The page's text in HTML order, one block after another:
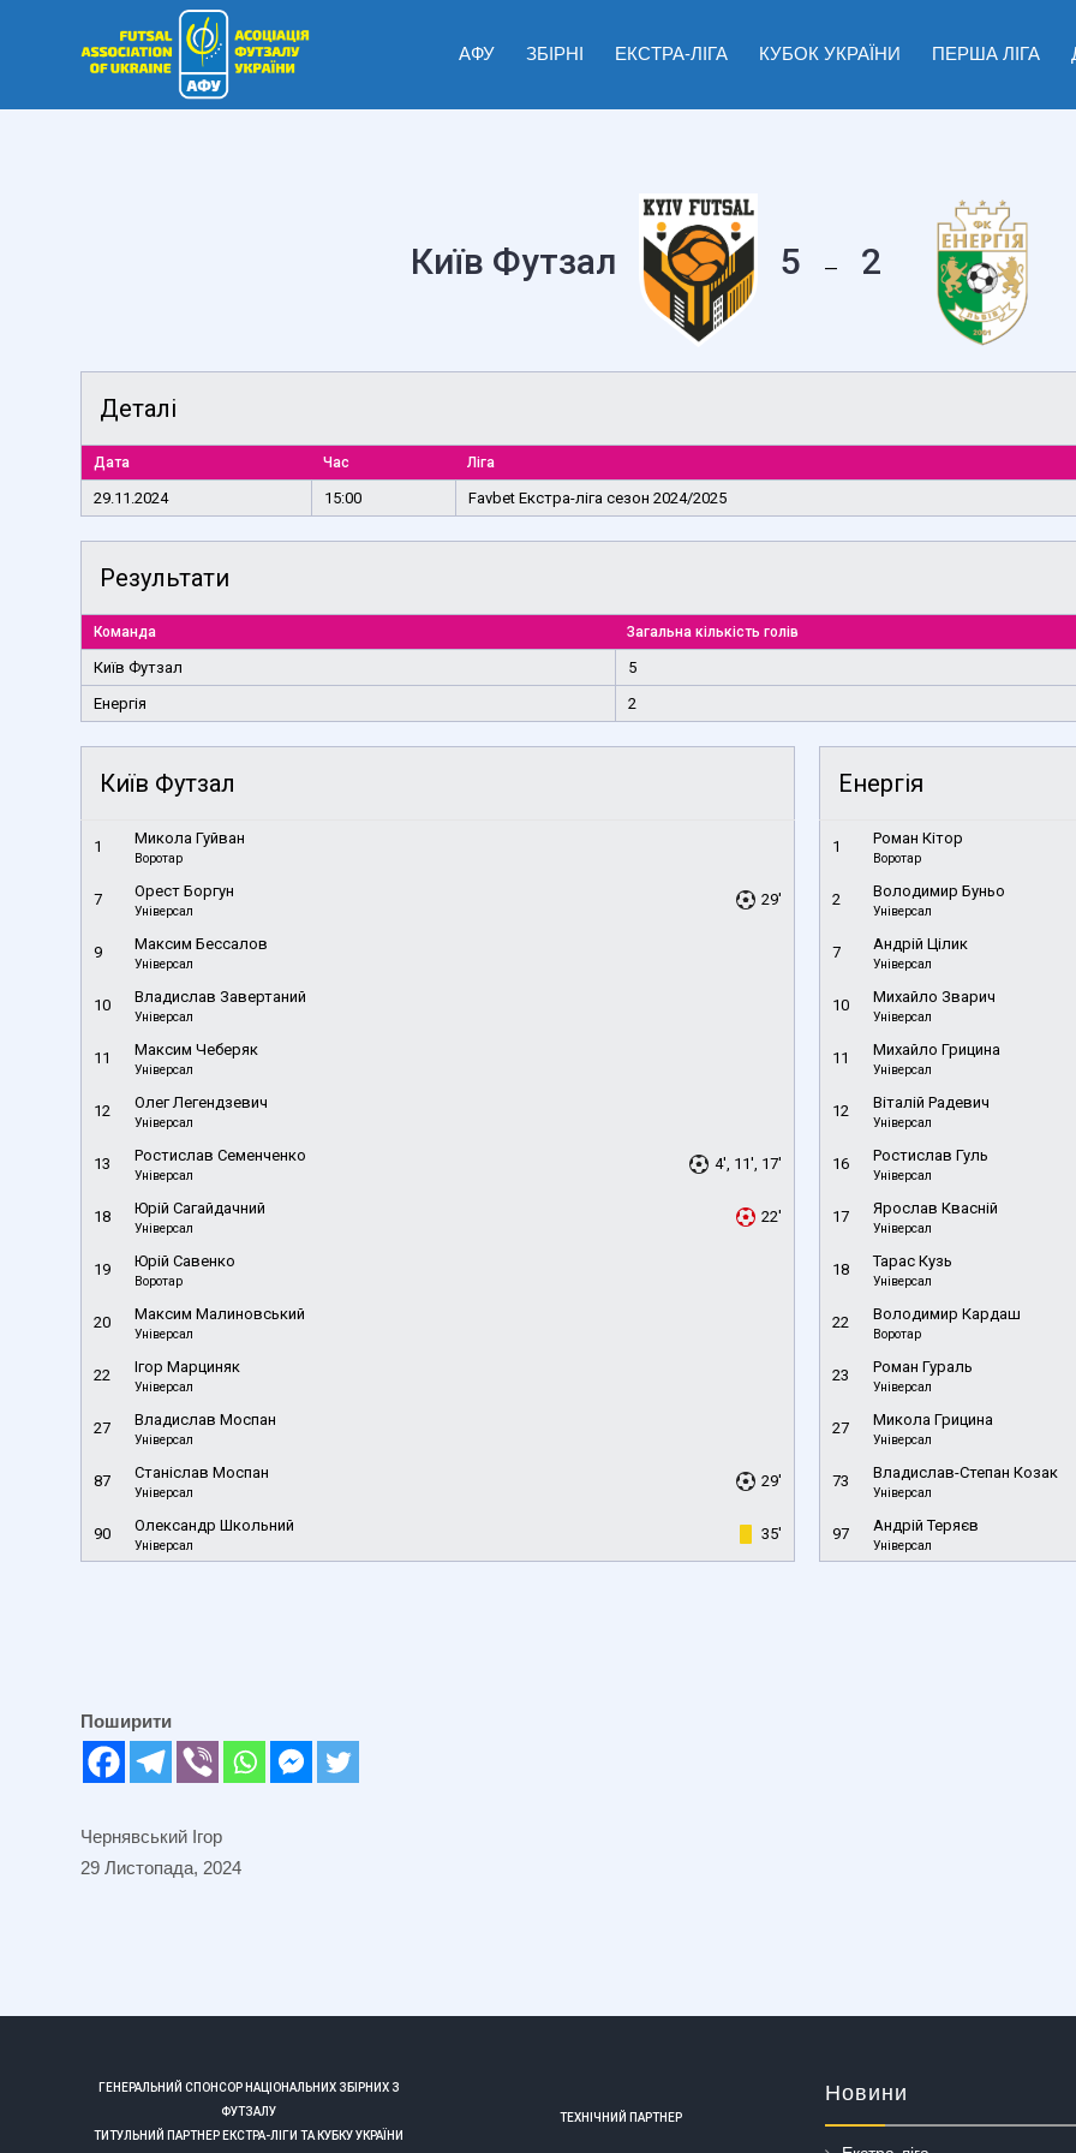
АФУ ЗБІРНІ ЕКСТРА-ЛІГА КУБОК УКРАЇНИ ПЕРША ЛІГА
Київ Футзал 5 — 2
Деталі
Дата Час Ліга
29.11.2024 15:00 Favbet Екстра-ліга сезон 2024/2025
Результати
Команда Загальна кількість голів
Київ Футзал
5
Енергія
2
Київ Футзал
1 Микола Гуйван
Воротар
7 Орест Боргун
Універсал
29'
9 Максим Бессалов
Універсал
10 Владислав Завертаний
Універсал
11 Максим Чеберяк
Універсал
12 Олег Легендзевич
Універсал
13 Ростислав Семенченко
Універсал
4', 11', 17'
18 Юрій Сагайдачний
Універсал
22'
19 Юрій Савенко
Воротар
20 Максим Малиновський
Універсал
22 Ігор Марциняк
Універсал
27 Владислав Моспан
Універсал
87 Станіслав Моспан
Універсал
29'
90 Олександр Школьний
Універсал
35'
Енергія
1 Роман Кітор
Воротар
2 Володимир Буньо
Універсал
7 Андрій Цілик
Універсал
10 Михайло Зварич
Універсал
11 Михайло Грицина
Універсал
12 Віталій Радевич
Універсал
16 Ростислав Гуль
Універсал
17 Ярослав Квасній
Універсал
18 Тарас Кузь
Універсал
22 Володимир Кардаш
Воротар
23 Роман Гураль
Універсал
27 Микола Грицина
Універсал
73 Владислав-Степан Козак
Універсал
97 Андрій Теряєв
Універсал
Поширити
Чернявський Ігор
29 Листопада, 2024
ГЕНЕРАЛЬНИЙ СПОНСОР НАЦІОНАЛЬНИХ ЗБІРНИХ З
ФУТЗАЛУ
ТИТУЛЬНИЙ ПАРТНЕР ЕКСТРА-ЛІГИ ТА КУБКУ УКРАЇНИ
ТЕХНІЧНИЙ ПАРТНЕР
Новини